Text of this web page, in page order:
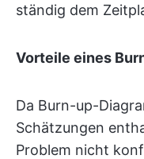
ständig dem
Vorteile eines
Da Burn-up-
Schätzungen
Problem nicht